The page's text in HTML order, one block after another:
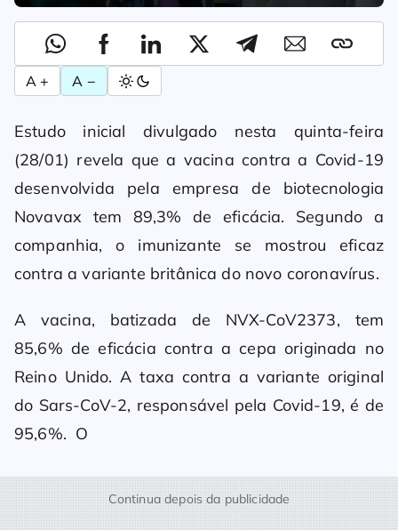
A + A −
Estudo inicial divulgado nesta quinta-feira
(28/01) revela que a vacina contra a Covid-19
desenvolvida pela empresa de biotecnologia
Novavax tem 89,3% de eficácia. Segundo a
companhia, o imunizante se mostrou eficaz
contra a variante britânica do novo coronavírus.
A vacina, batizada de NVX-CoV2373, tem
85,6% de eficácia contra a cepa originada no
Reino Unido. A taxa contra a variante original
do Sars-CoV-2, responsável pela Covid-19, é de
95,6%. O
Continua depois da publicidade